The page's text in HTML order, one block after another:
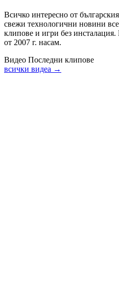
Всичко интересно от
свежи технологични новини
клипове и игри без инсталация.
от 2007 г. насам.
Видео Последни клипове
всички видеа →